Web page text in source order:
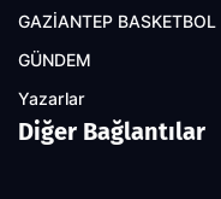
GAZİANTEP BASKETBOL
GÜNDEM
Yazarlar
Diğer Bağlantılar